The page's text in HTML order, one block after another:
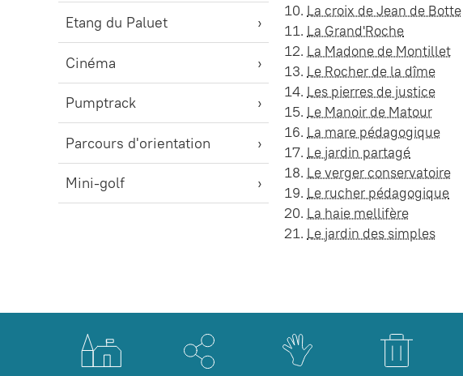
Etang du Paluet
Cinéma
Pumptrack
Parcours d'orientation
Mini-golf
La croix de Jean de Botte
La Grand'Roche
La Madone de Montillet
Le Rocher de la dîme
Les pierres de justice
Le Manoir de Matour
La mare pédagogique
Le jardin partagé
Le verger conservatoire
Le rucher pédagogique
La haie mellifère
Le jardin des simples